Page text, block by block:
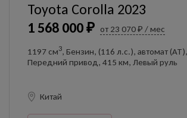
1 568 000 ₽ от 23 070 ₽ / мес
Toyota Corolla 2023
1197 см3, Бензин, (116 л.с.), автомат (AT),
Передний привод, 415 км, Левый руль
Китай